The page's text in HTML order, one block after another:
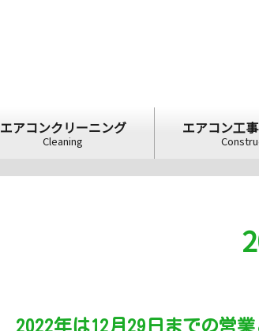
エアコンクリーニング
Cleaning
エアコン工
2022年は12月29日までの営